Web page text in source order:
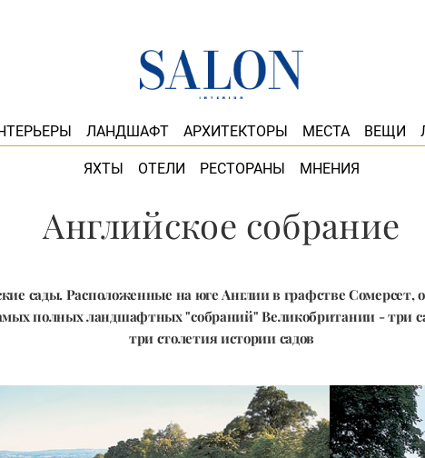
ЛАНДШАФТ АРХИТЕКТОРЫ МЕСТА ВЕЩИ
ЯХТЫ ОТЕЛИ РЕСТОРАНЫ МНЕНИЯ
Английское собрание
сады. Расположенные на юге Англии в графстве Сомерсет,
полных ландшафтных "собраний" Великобритании - три
три столетия истории садов